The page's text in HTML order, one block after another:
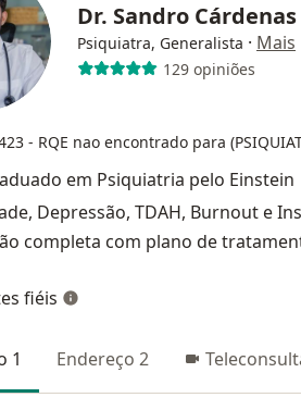
Dr. Sandro Cárdenas
Psiquiatra, Generalista · Mais
129 opiniões
- RQE nao encontrado para
em Psiquiatria pelo Einstein
Depressão, TDAH, Burnout e
completa com plano de
fiéis
1 Endereço 2